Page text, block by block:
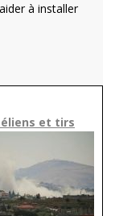
à installer
et tirs